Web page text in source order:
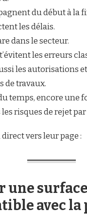
du début à la
les délais.
dans le secteur.
les erreurs
les autorisations
de travaux.
temps, encore une
risques de rejet
vers leur page :
une surface
avec